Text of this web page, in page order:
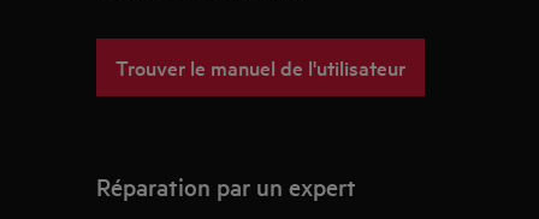
Trouver le manuel de l'utilisateur
Réparation par un expert